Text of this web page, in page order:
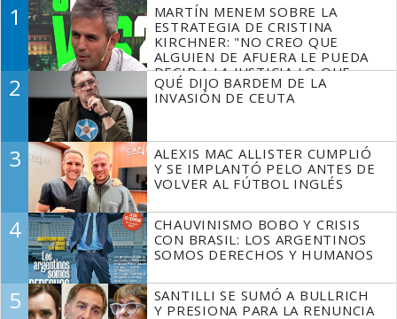
1
MARTÍN MENEM SOBRE LA
ESTRATEGIA DE CRISTINA
KIRCHNER: "NO CREO QUE
ALGUIEN DE AFUERA LE PUEDA
DECIR A LA JUSTICIA LO QUE
TIENE QUE HACER"
2
QUÉ DIJO BARDEM DE LA
INVASIÓN DE CEUTA
3
ALEXIS MAC ALLISTER CUMPLIÓ
Y SE IMPLANTÓ PELO ANTES DE
VOLVER AL FÚTBOL INGLÉS
4
CHAUVINISMO BOBO Y CRISIS
CON BRASIL: LOS ARGENTINOS
SOMOS DERECHOS Y HUMANOS
5
SANTILLI SE SUMÓ A BULLRICH
Y PRESIONA PARA LA RENUNCIA